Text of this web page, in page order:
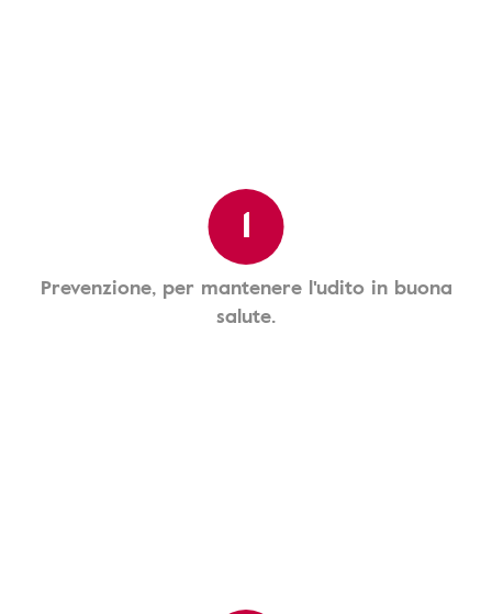
1
Prevenzione, per mantenere l'udito in buona
salute.